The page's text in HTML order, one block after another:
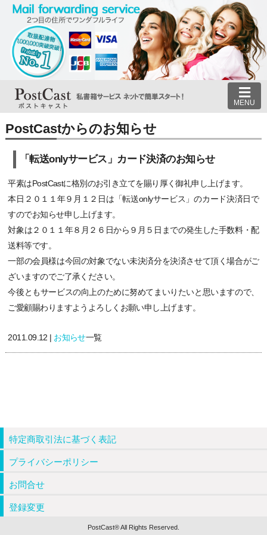
MENU
PostCastからのお知らせ
「転送onlyサービス」カード決済のお知らせ
平素はPostCastに格別のお引き立てを賜り厚く御礼申し上げます。
本日２０１１年９月１２日は「転送onlyサービス」のカード決済日で
すのでお知らせ申し上げます。
対象は２０１１年８月２６日から９月５日までの発生した手数料・配
送料等です。
一部の会員様は今回の対象でない未決済分を決済させて頂く場合がご
ざいますのでご了承ください。
今後ともサービスの向上のために努めてまいりたいと思いますので、
ご愛顧賜わりますようよろしくお願い申し上げます。
2011.09.12 | お知らせ一覧
特定商取引法に基づく表記
プライバシーポリシー
お問合せ
登録変更
PostCast® All Rights Reserved.